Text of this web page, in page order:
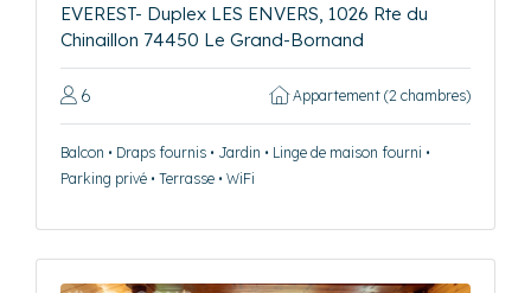
EVEREST- Duplex LES ENVERS, 1026 Rte du
Chinaillon 74450 Le Grand-Bornand
6 Appartement (2 chambres)
Balcon • Draps fournis • Jardin • Linge de maison fourni •
Parking privé • Terrasse • WiFi